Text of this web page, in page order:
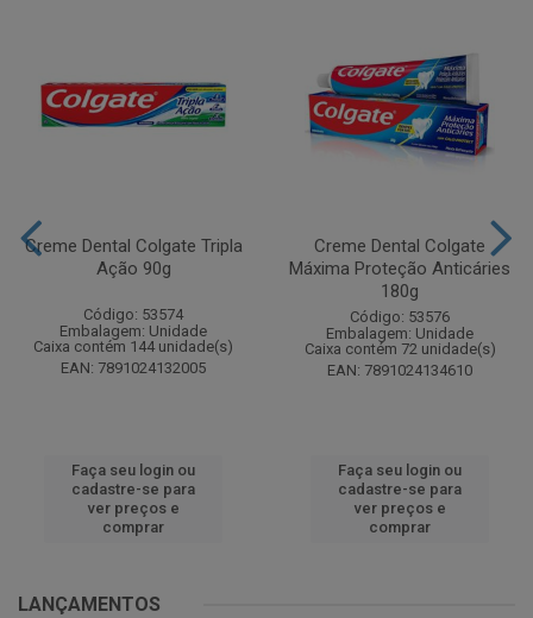
Creme Dental Colgate Tripla
Ação 90g
Código: 53574
Embalagem: Unidade
Caixa contém 144 unidade(s)
EAN: 7891024132005
Faça seu login ou
cadastre-se para
ver preços e
comprar
Creme Dental Colgate
Máxima Proteção Anticáries
180g
Código: 53576
Embalagem: Unidade
Caixa contém 72 unidade(s)
EAN: 7891024134610
Faça seu login ou
cadastre-se para
ver preços e
comprar
LANÇAMENTOS